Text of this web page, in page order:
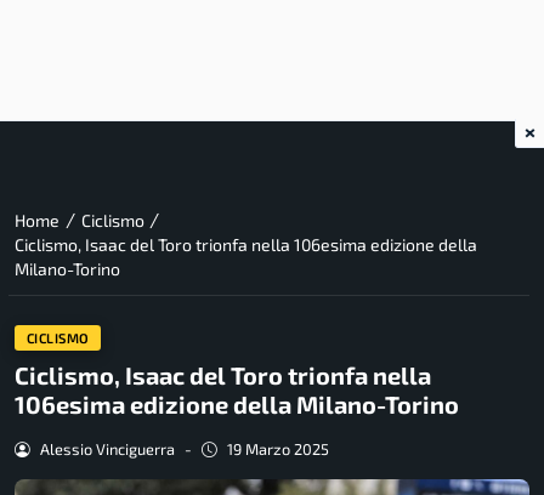
Home / Ciclismo /
Ciclismo, Isaac del Toro trionfa nella 106esima edizione della
Milano-Torino
CICLISMO
Ciclismo, Isaac del Toro trionfa nella
106esima edizione della Milano-Torino
Alessio Vinciguerra - 19 Marzo 2025
×